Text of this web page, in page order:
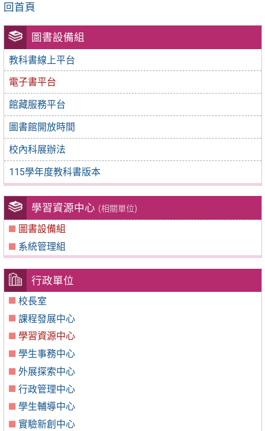
圖書設備組
教科書線上平台
電子書平台
館藏服務平台
圖書館開放時間
校內科展辦法
115學年度教科書版本
學習資源中心 (相關單位)
圖書設備組
系統管理組
行政單位
校長室
課程發展中心
學習資源中心
學生事務中心
外展探索中心
行政管理中心
學生輔導中心
實驗新創中心
回首頁